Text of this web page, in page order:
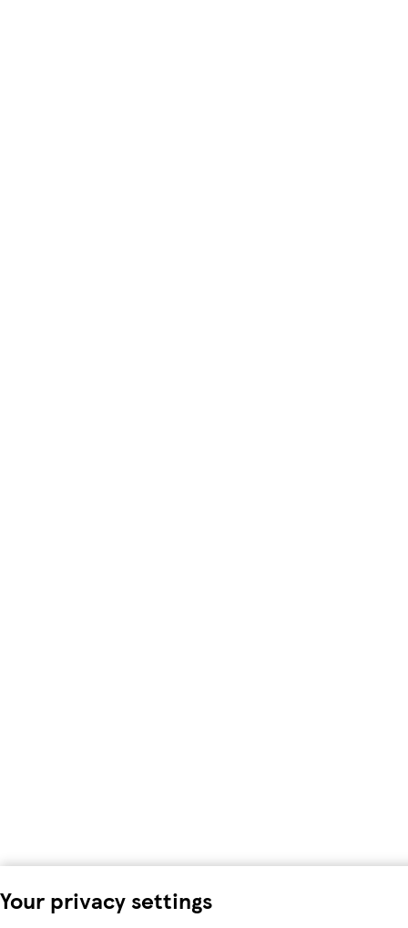
Your privacy settings